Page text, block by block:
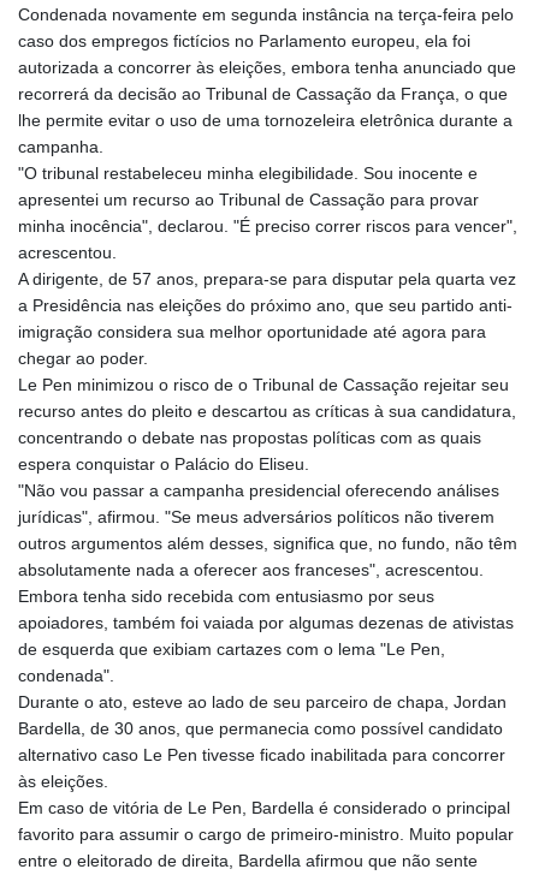
Condenada novamente em segunda instância na terça-feira pelo
caso dos empregos fictícios no Parlamento europeu, ela foi
autorizada a concorrer às eleições, embora tenha anunciado que
recorrerá da decisão ao Tribunal de Cassação da França, o que
lhe permite evitar o uso de uma tornozeleira eletrônica durante a
campanha.
"O tribunal restabeleceu minha elegibilidade. Sou inocente e
apresentei um recurso ao Tribunal de Cassação para provar
minha inocência", declarou. "É preciso correr riscos para vencer",
acrescentou.
A dirigente, de 57 anos, prepara-se para disputar pela quarta vez
a Presidência nas eleições do próximo ano, que seu partido anti-
imigração considera sua melhor oportunidade até agora para
chegar ao poder.
Le Pen minimizou o risco de o Tribunal de Cassação rejeitar seu
recurso antes do pleito e descartou as críticas à sua candidatura,
concentrando o debate nas propostas políticas com as quais
espera conquistar o Palácio do Eliseu.
"Não vou passar a campanha presidencial oferecendo análises
jurídicas", afirmou. "Se meus adversários políticos não tiverem
outros argumentos além desses, significa que, no fundo, não têm
absolutamente nada a oferecer aos franceses", acrescentou.
Embora tenha sido recebida com entusiasmo por seus
apoiadores, também foi vaiada por algumas dezenas de ativistas
de esquerda que exibiam cartazes com o lema "Le Pen,
condenada".
Durante o ato, esteve ao lado de seu parceiro de chapa, Jordan
Bardella, de 30 anos, que permanecia como possível candidato
alternativo caso Le Pen tivesse ficado inabilitada para concorrer
às eleições.
Em caso de vitória de Le Pen, Bardella é considerado o principal
favorito para assumir o cargo de primeiro-ministro. Muito popular
entre o eleitorado de direita, Bardella afirmou que não sente